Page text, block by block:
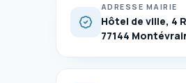
ADRESSE MAIRIE
Hôtel de ville, 4
77144